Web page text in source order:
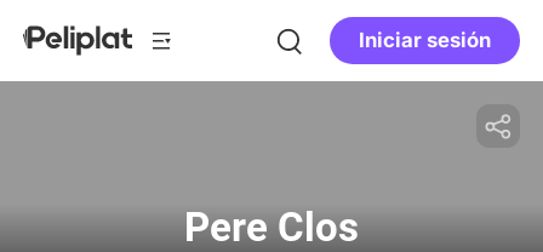
Iniciar sesión
Pere Clos